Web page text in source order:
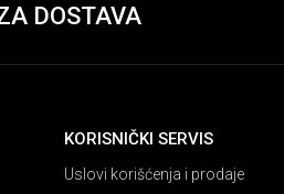
DOSTAVA
KORISNIČKI SERVIS
Uslovi korišćenja i prodaje